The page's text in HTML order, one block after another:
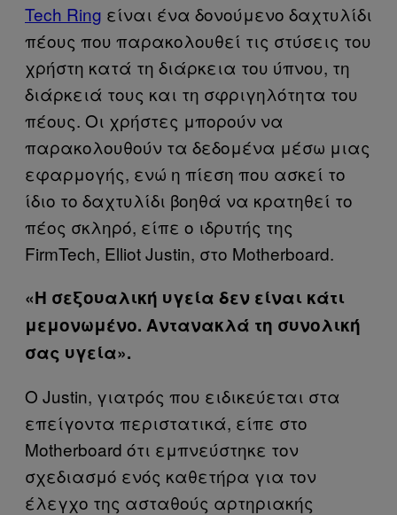
Tech Ring είναι ένα δονούμενο δαχτυλίδι
πέους που παρακολουθεί τις στύσεις του
χρήστη κατά τη διάρκεια του ύπνου, τη
διάρκειά τους και τη σφριγηλότητα του
πέους. Οι χρήστες μπορούν να
παρακολουθούν τα δεδομένα μέσω μιας
εφαρμογής, ενώ η πίεση που ασκεί το
ίδιο το δαχτυλίδι βοηθά να κρατηθεί το
πέος σκληρό, είπε ο ιδρυτής της
FirmTech, Elliot Justin, στο Motherboard.
«Η σεξουαλική υγεία δεν είναι κάτι
μεμονωμένο. Αντανακλά τη συνολική
σας υγεία».
Ο Justin, γιατρός που ειδικεύεται στα
επείγοντα περιστατικά, είπε στο
Motherboard ότι εμπνεύστηκε τον
σχεδιασμό ενός καθετήρα για τον
έλεγχο της ασταθούς αρτηριακής